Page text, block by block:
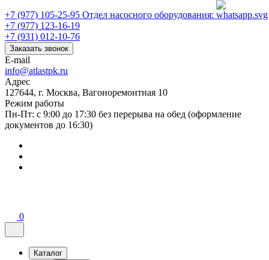
+7 (977) 105-25-95 Отдел насосного оборудования:
+7 (977) 123-16-19
+7 (931) 012-10-76
Заказать звонок
E-mail
info@atlastpk.ru
Адрес
127644, г. Москва, Вагоноремонтная 10
Режим работы
Пн-Пт: с 9:00 до 17:30 без перерыва на обед (оформление
документов до 16:30)
0
Каталог